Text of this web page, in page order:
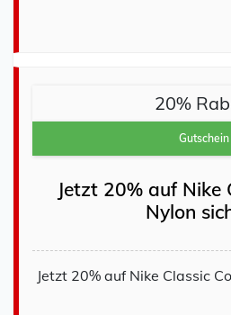
20%
Gutschein
Jetzt 20% auf Nike
Nylon
Jetzt 20% auf Nike Classic